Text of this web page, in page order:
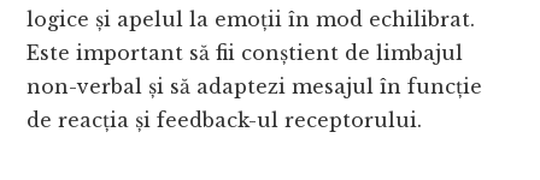
logice și apelul la emoții în mod echilibrat.
Este important să fii conștient de limbajul
non-verbal și să adaptezi mesajul în funcție
de reacția și feedback-ul receptorului.